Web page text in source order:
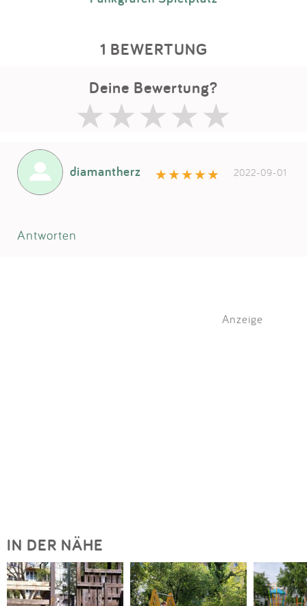
1 BEWERTUNG
Deine Bewertung?
diamantherz 2022-09-01
Antworten
Anzeige
IN DER NÄHE